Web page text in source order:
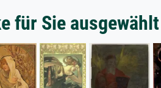
für Sie ausgewählt